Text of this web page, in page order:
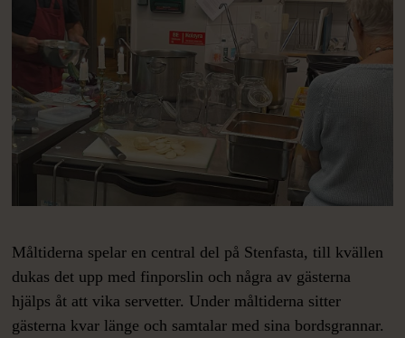
Måltiderna spelar en central del på Stenfasta, till kvällen
dukas det upp med finporslin och några av gästerna
hjälps åt att vika servetter. Under måltiderna sitter
gästerna kvar länge och samtalar med sina bordsgrannar.